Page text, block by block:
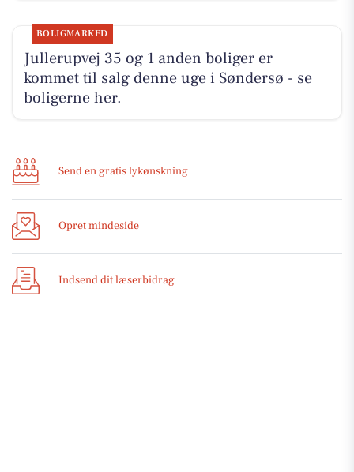
BOLIGMARKED
Jullerupvej 35 og 1 anden boliger er
kommet til salg denne uge i Søndersø - se
boligerne her.
Send en gratis lykønskning
Opret mindeside
Indsend dit læserbidrag